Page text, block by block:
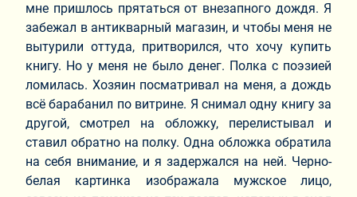
мне пришлось прятаться от внезапного дождя. Я
забежал в антикварный магазин, и чтобы меня не
вытурили оттуда, притворился, что хочу купить
книгу. Но у меня не было денег. Полка с поэзией
ломилась. Хозяин посматривал на меня, а дождь
всё барабанил по витрине. Я снимал одну книгу за
другой, смотрел на обложку, перелистывал и
ставил обратно на полку. Одна обложка обратила
на себя внимание, и я задержался на ней. Черно-
белая картинка изображала мужское лицо,